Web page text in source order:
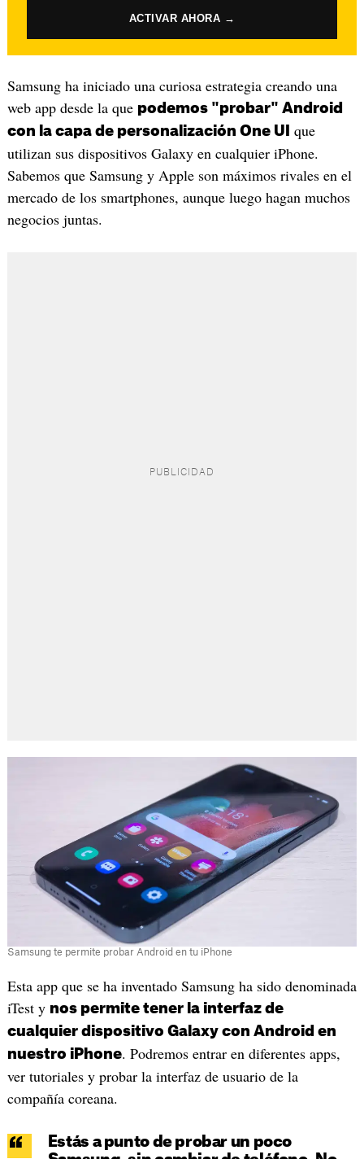
ACTIVAR AHORA →
Samsung ha iniciado una curiosa estrategia creando una
web app desde la que podemos "probar" Android
con la capa de personalización One UI
que
utilizan sus dispositivos Galaxy en cualquier iPhone.
Sabemos que Samsung y Apple son máximos rivales en el
mercado de los smartphones, aunque luego hagan muchos
negocios juntas.
Samsung te permite probar Android en tu iPhone
Esta app que se ha inventado Samsung ha sido denominada
iTest y nos permite tener la interfaz de
cualquier dispositivo Galaxy con Android en
nuestro iPhone. Podremos entrar en diferentes apps,
ver tutoriales y probar la interfaz de usuario de la
compañía coreana.
Estás a punto de probar un poco